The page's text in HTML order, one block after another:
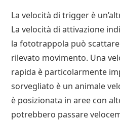
La velocità di trigger è
La velocità di attivazione
la fototrappola può
rilevato movimento. Una
rapida è particolarmente
sorvegliato è un animale
è posizionata in aree con
potrebbero passare